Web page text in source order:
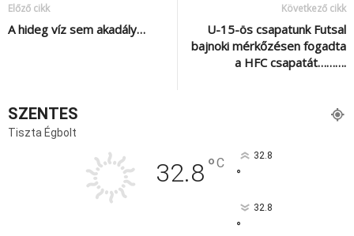
Előző cikk
A hideg víz sem akadály…
Következő cikk
U-15-ös csapatunk Futsal
bajnoki mérkőzésen fogadta
a HFC csapatát……….
SZENTES
Tiszta Égbolt
32.8°C 32.8
°
32.8
°